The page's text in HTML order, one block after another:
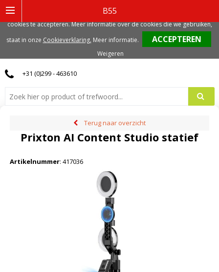
B55
0
+31 (0)299 - 463610
Terug naar overzicht
Prixton AI Content Studio statief
Artikelnummer: 417036
gerelateerde cookies. Voor de beste gebruikerservaring, adviseren we deze
cookies te accepteren. Meer informatie over de cookies die we gebruiken,
staat in onze Cookieverklaring. Meer informatie.
Weigeren